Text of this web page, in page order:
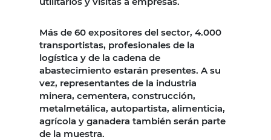
Más de 60 expositores del sector, 4.000
transportistas, profesionales de la
logística y de la cadena de
abastecimiento estarán presentes. A su
vez, representantes de la industria
minera, cementera, construcción,
metalmetálica, autopartista, alimenticia,
agrícola y ganadera también serán parte
de la muestra.